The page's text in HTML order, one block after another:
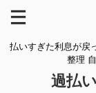
払いすぎた利息が戻
整理
過払